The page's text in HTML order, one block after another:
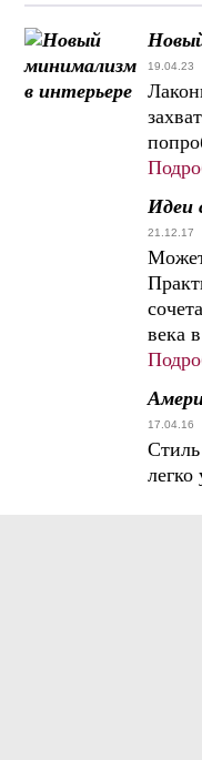
19.04.23
Идеи
21.12.17
века
17.04.16
легко